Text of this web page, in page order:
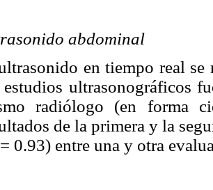
abdominal
en tiempo real
ultrasonográficos
radiólogo (en forma
de la primera y la
0.93) entre una y otra